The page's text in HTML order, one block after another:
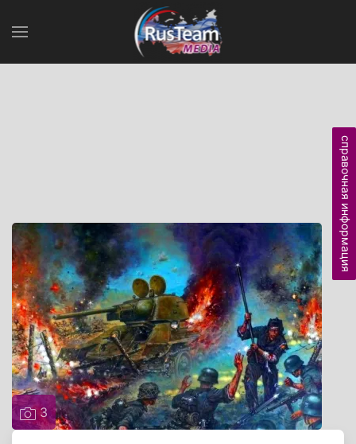
3
справочная информация